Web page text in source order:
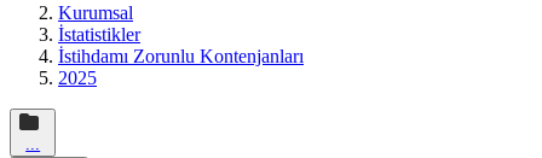
Kurumsal
İstatistikler
İstihdamı Zorunlu Kontenjanları
2025